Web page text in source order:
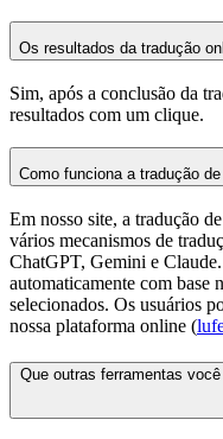
Os resultados da tradução
Sim, após a conclusão da
resultados com um clique.
Como funciona a tradução
Em nosso site, a tradução
vários mecanismos de
ChatGPT, Gemini e
automaticamente com base
selecionados. Os usuários
nossa plataforma online (
Que outras ferramentas